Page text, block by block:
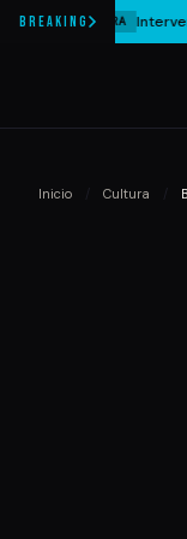
BREAKING
CULTURA
Inicio / Cultura /